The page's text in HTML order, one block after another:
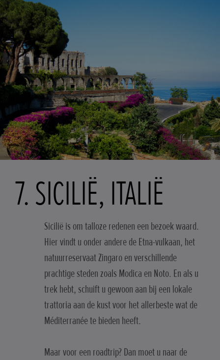
7. SICILIË, ITALIË
Sicilië is om talloze redenen een bezoek waard.
Hier vindt u onder andere de Etna-vulkaan, het
natuurreservaat Zingaro en verschillende
prachtige steden zoals Modica en Noto. En als u
trek hebt, schuift u gewoon aan bij een lokale
trattoria aan de kust voor het allerbeste wat de
Méditerranée te bieden heeft.
Maar voor een roadtrip? Dan moet u naar de